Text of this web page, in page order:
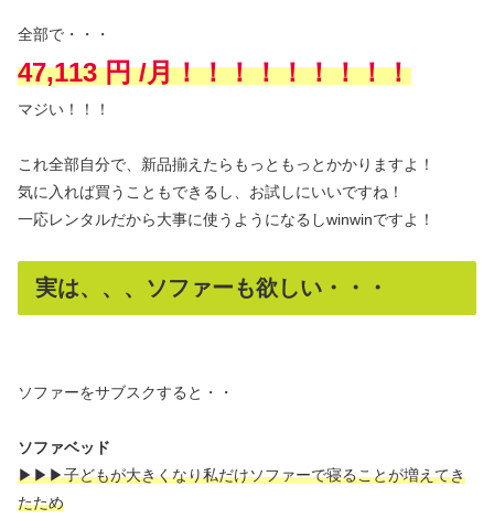
全部で・・・
47,113 円 /月！！！！！！！！！
マジい！！！
これ全部自分で、新品揃えたらもっともっとかかりますよ！
気に入れば買うこともできるし、お試しにいいですね！
一応レンタルだから大事に使うようになるしwinwinですよ！
実は、、、ソファーも欲しい・・・
ソファーをサブスクすると・・
ソファベッド
▶▶▶子どもが大きくなり私だけソファーで寝ることが増えてき
たため